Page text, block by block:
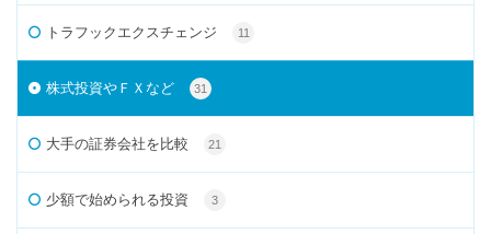
トラフックエクスチェンジ 11
株式投資やＦＸなど 31
大手の証券会社を比較 21
少額で始められる投資 3